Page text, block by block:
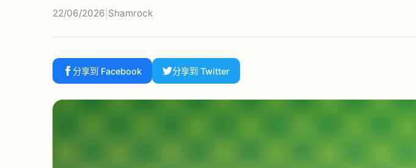
22/06/2026 Shamrock
分享到 Facebook 分享到 Twitter